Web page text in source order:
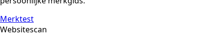
Merktest
Websitescan